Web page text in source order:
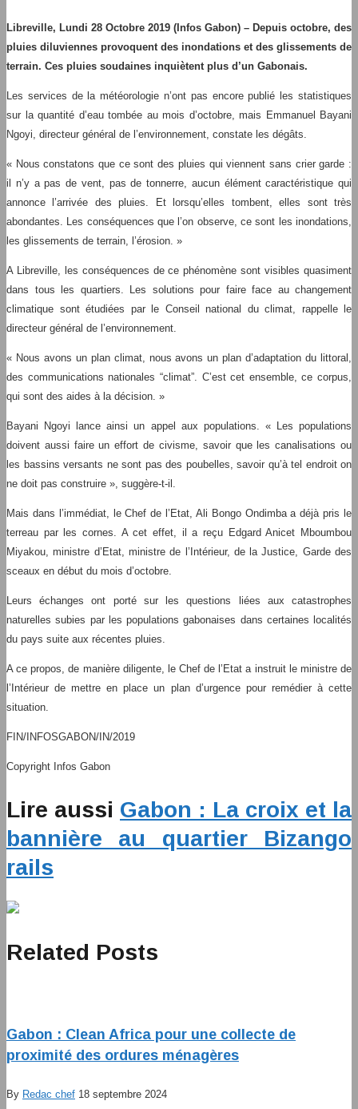
Libreville, Lundi 28 Octobre 2019 (Infos Gabon) – Depuis octobre, des
pluies diluviennes provoquent des inondations et des glissements de
terrain. Ces pluies soudaines inquiètent plus d’un Gabonais.
Les services de la météorologie n’ont pas encore publié les statistiques
sur la quantité d’eau tombée au mois d’octobre, mais Emmanuel Bayani
Ngoyi, directeur général de l’environnement, constate les dégâts.
« Nous constatons que ce sont des pluies qui viennent sans crier garde :
il n’y a pas de vent, pas de tonnerre, aucun élément caractéristique qui
annonce l’arrivée des pluies. Et lorsqu’elles tombent, elles sont très
abondantes. Les conséquences que l’on observe, ce sont les inondations,
les glissements de terrain, l’érosion. »
A Libreville, les conséquences de ce phénomène sont visibles quasiment
dans tous les quartiers. Les solutions pour faire face au changement
climatique sont étudiées par le Conseil national du climat, rappelle le
directeur général de l’environnement.
« Nous avons un plan climat, nous avons un plan d’adaptation du littoral,
des communications nationales “climat”. C’est cet ensemble, ce corpus,
qui sont des aides à la décision. »
Bayani Ngoyi lance ainsi un appel aux populations. « Les populations
doivent aussi faire un effort de civisme, savoir que les canalisations ou
les bassins versants ne sont pas des poubelles, savoir qu’à tel endroit on
ne doit pas construire », suggère-t-il.
Mais dans l’immédiat, le Chef de l’Etat, Ali Bongo Ondimba a déjà pris le
terreau par les cornes. A cet effet, il a reçu Edgard Anicet Mboumbou
Miyakou, ministre d’Etat, ministre de l’Intérieur, de la Justice, Garde des
sceaux en début du mois d’octobre.
Leurs échanges ont porté sur les questions liées aux catastrophes
naturelles subies par les populations gabonaises dans certaines localités
du pays suite aux récentes pluies.
A ce propos, de manière diligente, le Chef de l’Etat a instruit le ministre de
l’Intérieur de mettre en place un plan d’urgence pour remédier à cette
situation.
FIN/INFOSGABON/IN/2019
Copyright Infos Gabon
Lire aussi Gabon : La croix et la
bannière au quartier Bizango
rails
Related Posts
Gabon : Clean Africa pour une collecte de
proximité des ordures ménagères
By Redac chef 18 septembre 2024